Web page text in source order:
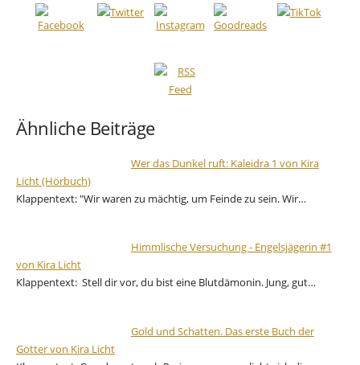
Ähnliche Beiträge
Wer das Dunkel ruft: Kaleidra 1 von Kira
Licht (Hörbuch)
Klappentext: "Wir waren zu mächtig, um Feinde zu sein. Wir…
Himmlische Versuchung - Engelsjägerin #1
von Kira Licht
Klappentext: Stell dir vor, du bist eine Blutdämonin. Jung, gut…
Gold und Schatten. Das erste Buch der
Götter von Kira Licht